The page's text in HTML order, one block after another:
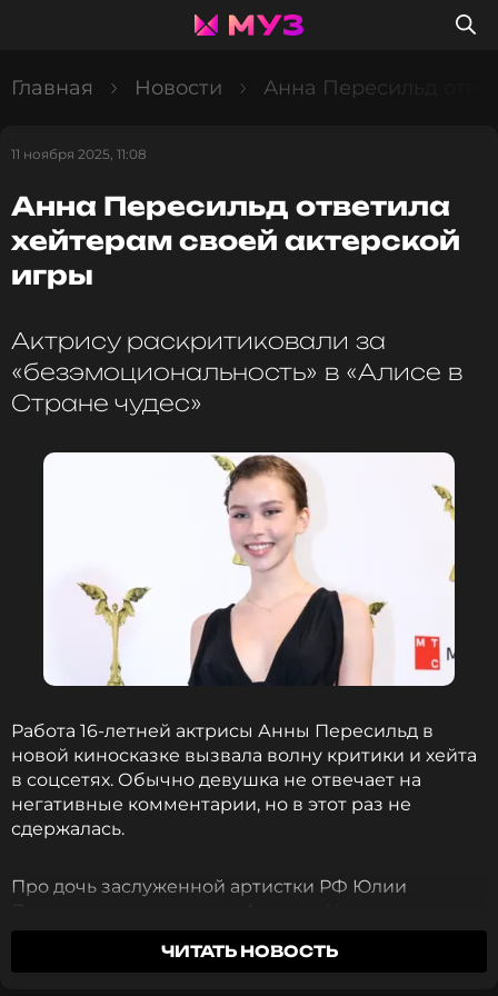
Главная Новости Анна Пересильд
11 ноября 2025, 11:08
Анна Пересильд ответила
хейтерам своей актерской
игры
Актрису раскритиковали за
«безэмоциональность» в «Алисе в
Стране чудес»
Работа 16-летней актрисы Анны Пересильд в
новой киносказке вызвала волну критики и хейта
в соцсетях. Обычно девушка не отвечает на
негативные комментарии, но в этот раз не
сдержалась.
Про дочь заслуженной артистки РФ Юлии
снимают осуждающие ролики. Над молодой
актрисой смеются якобы за ее
ЧИТАТЬ НОВОСТЬ